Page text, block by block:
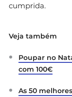
cumprida.
Veja também
Poupar no
com 100€
As 50